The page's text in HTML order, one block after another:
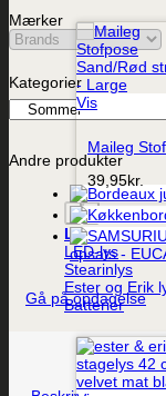
Vis
Maileg
39,95kr.
Lys
LED-lys
Stearinlys
Ester og Erik
Batterier
Mærker
Kategorier
Andre produkter
opsats -
Gå på opdagelse